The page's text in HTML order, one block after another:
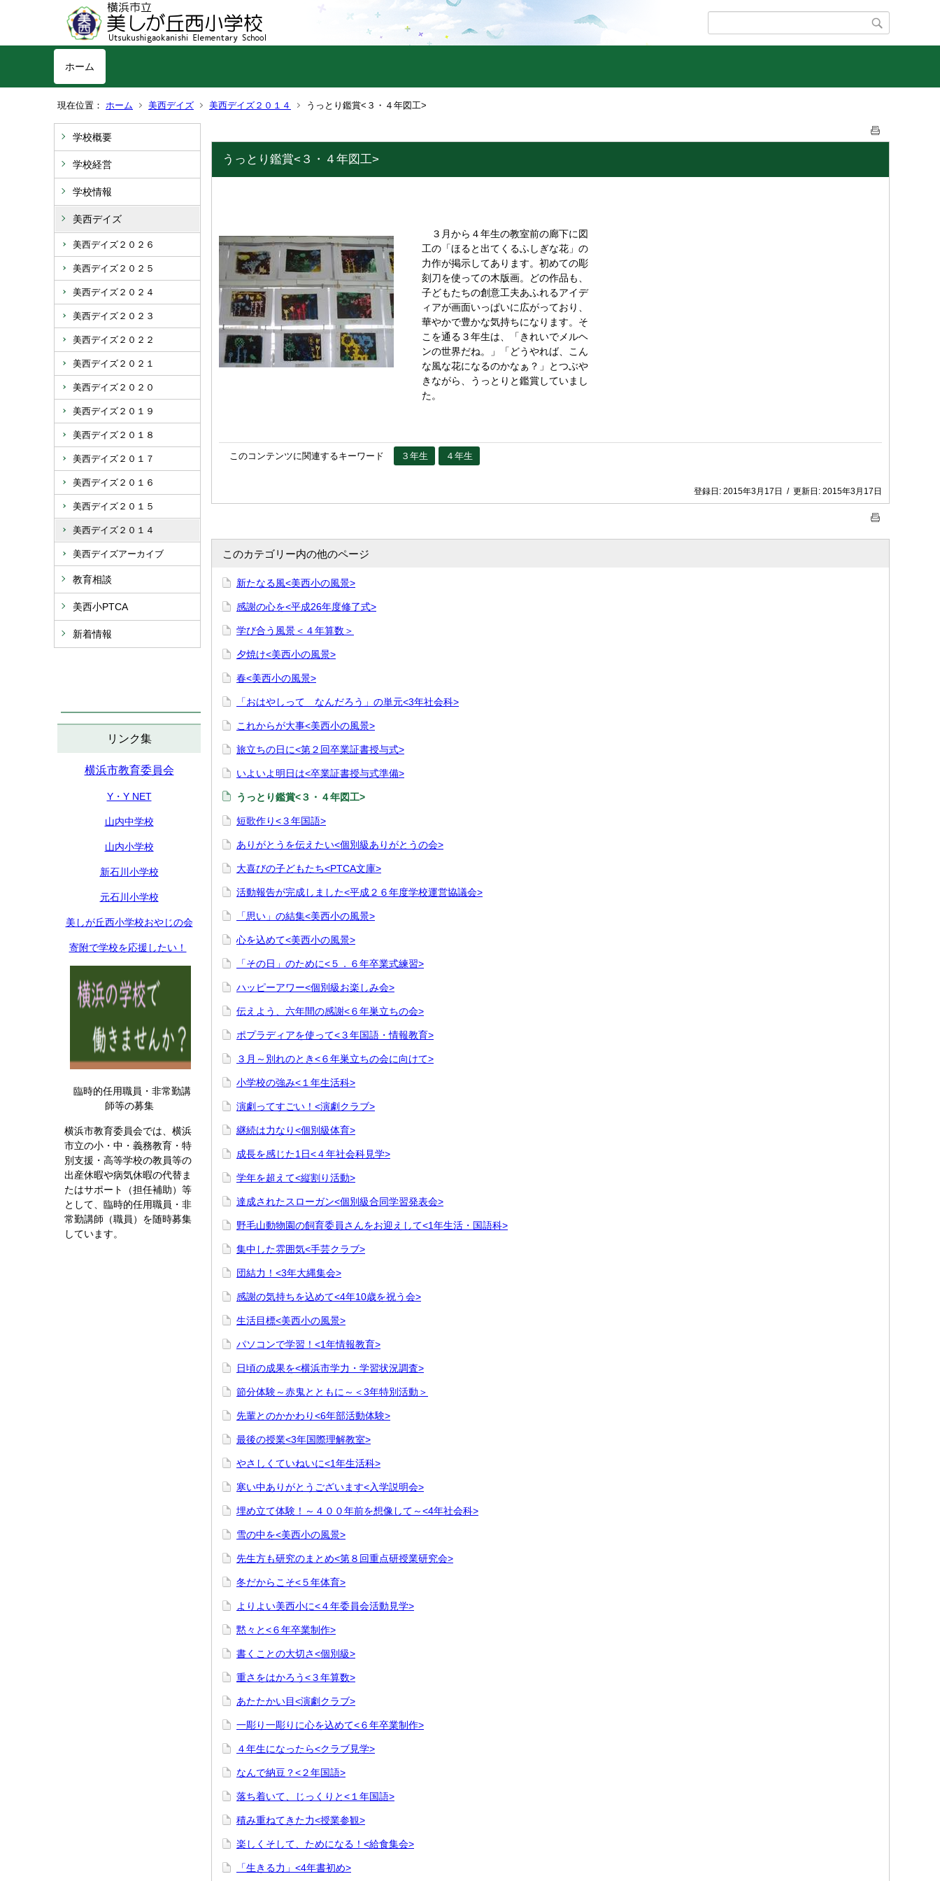
ホーム
現在位置： ホーム 美西デイズ 美西デイズ２０１４ うっとり鑑賞<３・４年図工>
学校概要
学校経営
学校情報
美西デイズ
美西デイズ２０２６
美西デイズ２０２５
美西デイズ２０２４
美西デイズ２０２３
美西デイズ２０２２
美西デイズ２０２１
美西デイズ２０２０
美西デイズ２０１９
美西デイズ２０１８
美西デイズ２０１７
美西デイズ２０１６
美西デイズ２０１５
美西デイズ２０１４
美西デイズアーカイブ
教育相談
美西小PTCA
新着情報
リンク集
横浜市教育委員会
Y・Y NET
山内中学校
山内小学校
新石川小学校
元石川小学校
美しが丘西小学校おやじの会
寄附で学校を応援したい！
臨時的任用職員・非常勤講
師等の募集
横浜市教育委員会では、横浜
市立の小・中・義務教育・特
別支援・高等学校の教員等の
出産休暇や病気休暇の代替ま
たはサポート（担任補助）等
として、臨時的任用職員・非
常勤講師（職員）を随時募集
しています。
うっとり鑑賞<３・４年図工>
３月から４年生の教室前の廊下に図
工の「ほると出てくるふしぎな花」の
力作が掲示してあります。初めての彫
刻刀を使っての木版画。どの作品も、
子どもたちの創意工夫あふれるアイデ
ィアが画面いっぱいに広がっており、
華やかで豊かな気持ちになります。そ
こを通る３年生は、「きれいでメルヘ
ンの世界だね。」「どうやれば、こん
な風な花になるのかなぁ？」とつぶや
きながら、うっとりと鑑賞していまし
た。
このコンテンツに関連するキーワード ３年生 ４年生
登録日: 2015年3月17日 / 更新日: 2015年3月17日
このカテゴリー内の他のページ
新たなる風<美西小の風景>
感謝の心を<平成26年度修了式>
学び合う風景＜４年算数＞
夕焼け<美西小の風景>
春<美西小の風景>
「おはやしって なんだろう」の単元<3年社会科>
これからが大事<美西小の風景>
旅立ちの日に<第２回卒業証書授与式>
いよいよ明日は<卒業証書授与式準備>
うっとり鑑賞<３・４年図工>
短歌作り<３年国語>
ありがとうを伝えたい<個別級ありがとうの会>
大喜びの子どもたち<PTCA文庫>
活動報告が完成しました<平成２６年度学校運営協議会>
「思い」の結集<美西小の風景>
心を込めて<美西小の風景>
「その日」のために<５．６年卒業式練習>
ハッピーアワー<個別級お楽しみ会>
伝えよう、六年間の感謝<６年巣立ちの会>
ポプラディアを使って<３年国語・情報教育>
３月～別れのとき<６年巣立ちの会に向けて>
小学校の強み<１年生活科>
演劇ってすごい！<演劇クラブ>
継続は力なり<個別級体育>
成長を感じた1日<４年社会科見学>
学年を超えて<縦割り活動>
達成されたスローガン<個別級合同学習発表会>
野毛山動物園の飼育委員さんをお迎えして<1年生活・国語科>
集中した雰囲気<手芸クラブ>
団結力！<3年大縄集会>
感謝の気持ちを込めて<4年10歳を祝う会>
生活目標<美西小の風景>
パソコンで学習！<1年情報教育>
日頃の成果を<横浜市学力・学習状況調査>
節分体験～赤鬼とともに～＜3年特別活動＞
先輩とのかかわり<6年部活動体験>
最後の授業<3年国際理解教室>
やさしくていねいに<1年生活科>
寒い中ありがとうございます<入学説明会>
埋め立て体験！～４００年前を想像して～<4年社会科>
雪の中を<美西小の風景>
先生方も研究のまとめ<第８回重点研授業研究会>
冬だからこそ<５年体育>
よりよい美西小に<４年委員会活動見学>
黙々と<６年卒業制作>
書くことの大切さ<個別級>
重さをはかろう<３年算数>
あたたかい目<演劇クラブ>
一彫り一彫りに心を込めて<６年卒業制作>
４年生になったら<クラブ見学>
なんで納豆？<２年国語>
落ち着いて、じっくりと<１年国語>
積み重ねてきた力<授業参観>
楽しくそして、ためになる！<給食集会>
「生きる力」<4年書初め>